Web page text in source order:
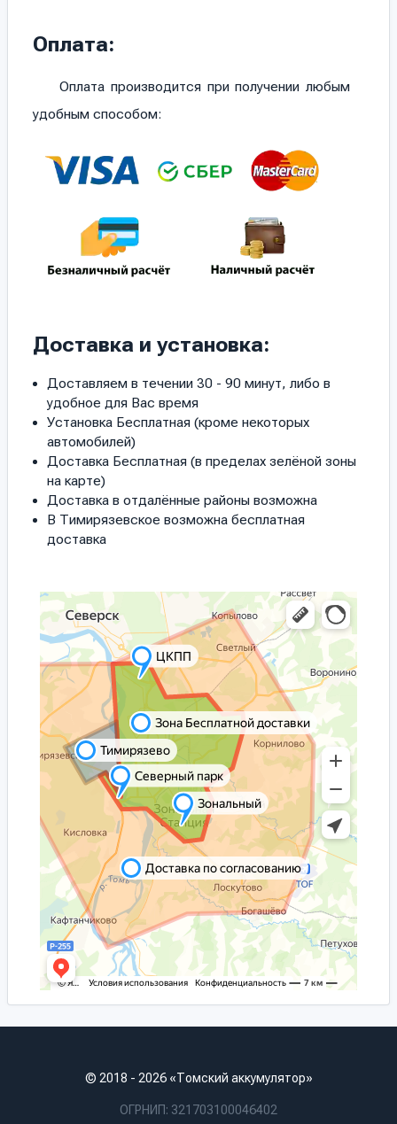
Оплата:
Оплата производится при получении любым
удобным способом:
Доставка и установка:
Доставляем в течении 30 - 90 минут, либо в
удобное для Вас время
Установка Бесплатная (кроме некоторых
автомобилей)
Доставка Бесплатная (в пределах зелёной зоны
на карте)
Доставка в отдалённые районы возможна
В Тимирязевское возможна бесплатная
доставка
© 2018 - 2026 «Томский аккумулятор»
ОГРНИП: 321703100046402